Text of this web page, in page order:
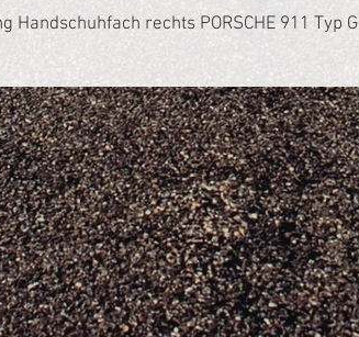
Handschuhfach rechts PORSCHE 911 Typ G